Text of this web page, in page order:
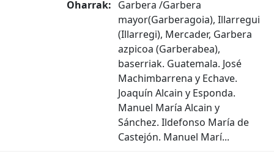
Oharrak: Garbera /Garbera
mayor(Garberagoia), Illarregui
(Illarregi), Mercader, Garbera
azpicoa (Garberabea),
baserriak. Guatemala. José
Machimbarrena y Echave.
Joaquín Alcain y Esponda.
Manuel María Alcain y
Sánchez. Ildefonso María de
Castejón. Manuel Marí...